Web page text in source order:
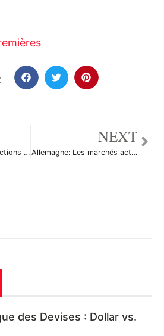
Israël: Les marchés actions finissent en hausse; l’indice TA 35 gagne 0,64%
NEXT
Allemagne: Les marchés actions finissent en baisse; l’indice DAX recule de 0,39%
des Devises : Dollar vs.